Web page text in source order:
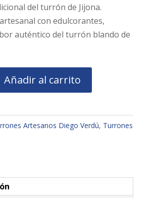
del turrón de Jijona.
con edulcorantes,
auténtico del turrón blando de
Añadir al carrito
Artesanos Diego Verdú, Turrones